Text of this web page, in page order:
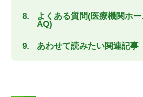
よくある質問(医療機関ホ
AQ)
あわせて読みたい関連記事